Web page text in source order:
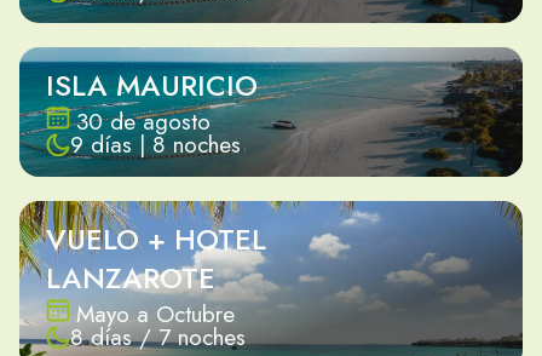
ISLA MAURICIO
30 de agosto
9 días | 8 noches
VUELO + HOTEL
LANZAROTE
Mayo a Octubre
8 días / 7 noches